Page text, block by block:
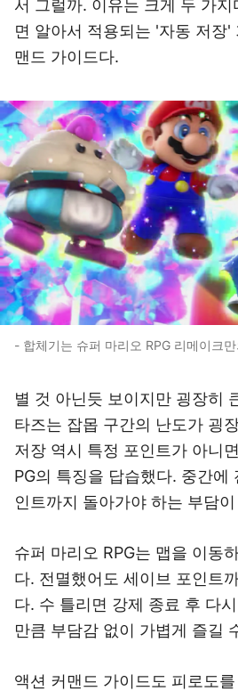
서 그럴까. 이유는 크게 두 가지
면 알아서 적용되는 '자동 저장'
맨드 가이드다.
- 합체기는 슈퍼 마리오 RPG 리메이크
별 것 아닌듯 보이지만 굉장히
타즈는 잡몹 구간의 난도가 굉
저장 역시 특정 포인트가 아니
PG의 특징을 답습했다. 중간에
인트까지 돌아가야 하는 부담
슈퍼 마리오 RPG는 맵을 이동
다. 전멸했어도 세이브 포인트
다. 수 틀리면 강제 종료 후 다
만큼 부담감 없이 가볍게 즐길
액션 커맨드 가이드도 피로도